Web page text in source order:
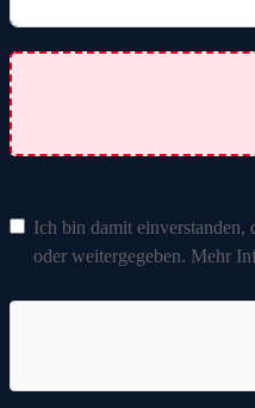
Ich bin damit
oder weitergegeben. Mehr